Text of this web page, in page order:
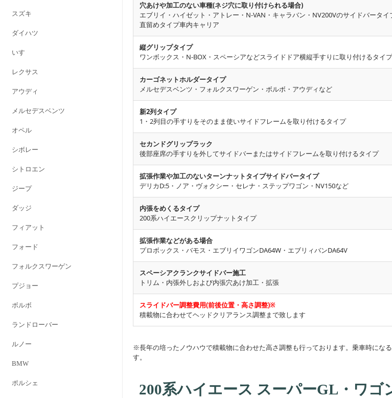
スズキ
ダイハツ
いすゞ
レクサス
アウディ
メルセデスベンツ
オペル
シボレー
シトロエン
ジープ
ダッジ
フィアット
フォード
フォルクスワーゲン
プジョー
ボルボ
ランドローバー
ルノー
BMW
ポルシェ
穴あけや加工のない車種(ネジ穴に取り付けられる場合)
エブリイ・ハイゼット・アトレー・N-VAN・キャラバン・NV200Vのサイドバータイ
直留めタイプ車内キャリア
縦グリップタイプ
ワンボックス・N-BOX・スペーシアなどスライドドア横縦手すりに取り付けるタイプ
カーゴネットホルダータイプ
メルセデスベンツ・フォルクスワーゲン・ボルボ・アウディなど
新2列タイプ
1・2列目の手すりをそのまま使いサイドフレームを取り付けるタイプ
セカンドグリップラック
後部座席の手すりを外してサイドバーまたはサイドフレームを取り付けるタイプ
拡張作業や加工のないターンナットタイプサイドバータイプ
デリカD:5・ノア・ヴォクシー・セレナ・ステップワゴン・NV150など
内張をめくるタイプ
200系ハイエースクリップナットタイプ
拡張作業などがある場合
プロボックス・バモス・エブリイワゴンDA64W・エブリィバンDA64V
スペーシアクランクサイドバー施工
トリム・内張外しおよび内張穴あけ加工・拡張
スライドバー調整費用(前後位置・高さ調整)※
積載物に合わせてヘッドクリアランス調整まで致します
※長年の培ったノウハウで積載物に合わせた高さ調整も行っております。乗車時にな
す。
200系ハイエース スーパーGL・ワゴ